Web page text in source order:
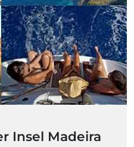
Insel Madeira